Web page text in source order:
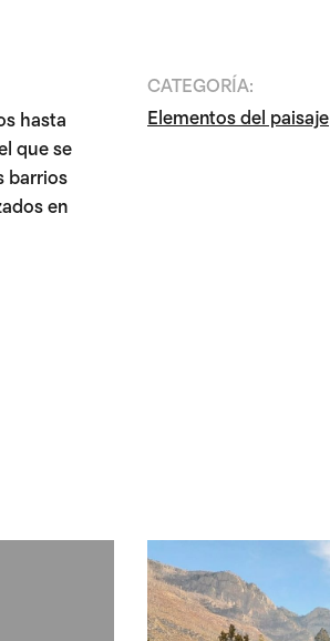
hasta
que se
barrios
en
CATEGORÍA:
Elementos del paisaje